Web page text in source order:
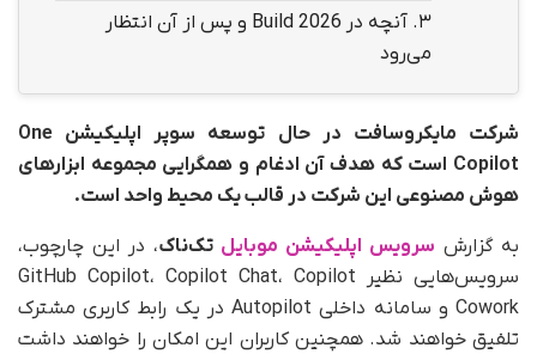
3.
آنچه در Build 2026 و پس از آن انتظار
می‌رود
شرکت مایکروسافت در حال توسعه سوپر اپلیکیشن One
Copilot است که هدف آن ادغام و همگرایی مجموعه ابزارهای
هوش مصنوعی این شرکت در قالب یک محیط واحد است.
به گزارش سرویس اپلیکیشن موبایل تک‌ناک، در این چارچوب،
سرویس‌هایی نظیر GitHub Copilot، Copilot Chat، Copilot
Cowork و سامانه داخلی Autopilot در یک رابط کاربری مشترک
تلفیق خواهند شد. همچنین کاربران این امکان را خواهند داشت